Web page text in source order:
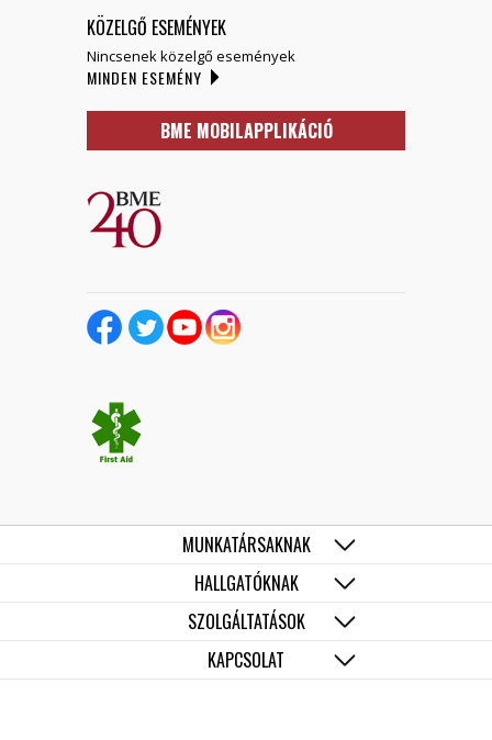
KÖZELGŐ ESEMÉNYEK
Nincsenek közelgő események
MINDEN ESEMÉNY
BME MOBILAPPLIKÁCIÓ
MUNKATÁRSAKNAK
HALLGATÓKNAK
SZOLGÁLTATÁSOK
KAPCSOLAT